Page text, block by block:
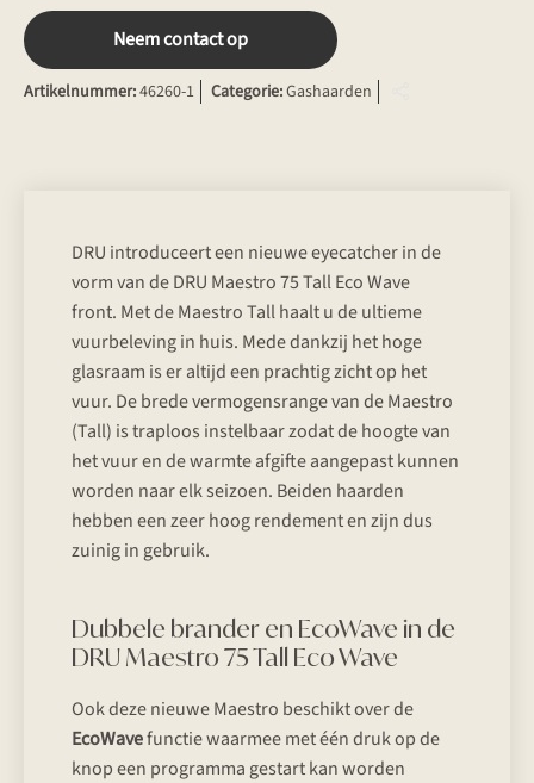
Neem contact op
Artikelnummer:46260-1 Categorie:Gashaarden
DRU introduceert een nieuwe eyecatcher in de
vorm van de DRU Maestro 75 Tall Eco Wave
front. Met de Maestro Tall haalt u de ultieme
vuurbeleving in huis. Mede dankzij het hoge
glasraam is er altijd een prachtig zicht op het
vuur. De brede vermogensrange van de Maestro
(Tall) is traploos instelbaar zodat de hoogte van
het vuur en de warmte afgifte aangepast kunnen
worden naar elk seizoen. Beiden haarden
hebben een zeer hoog rendement en zijn dus
zuinig in gebruik.
Dubbele brander en EcoWave in de
DRU Maestro 75 Tall Eco Wave
Ook deze nieuwe Maestro beschikt over de
EcoWavefunctie waarmee met één druk op de
knop een programma gestart kan worden